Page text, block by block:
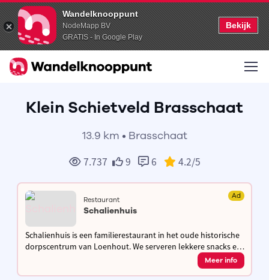
Wandelknooppunt
NodeMapp BV
GRATIS - In Google Play
Bekijk
Klein Schietveld Brasschaat
13.9 km • Brasschaat
7.737 9 6 4.2/5
Restaurant Ad
Schalienhuis
Schalienhuis is een familierestaurant in het oude historische
dorpscentrum van Loenhout. We serveren lekkere snacks en
brasseriegerechten, hebben een mooi en gezellig terras en
Meer info